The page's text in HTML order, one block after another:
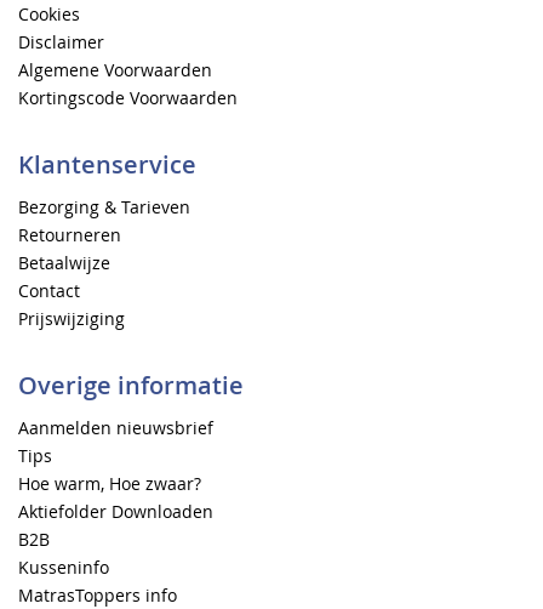
Cookies
Disclaimer
Algemene Voorwaarden
Kortingscode Voorwaarden
Klantenservice
Bezorging & Tarieven
Retourneren
Betaalwijze
Contact
Prijswijziging
Overige informatie
Aanmelden nieuwsbrief
Tips
Hoe warm, Hoe zwaar?
Aktiefolder Downloaden
B2B
Kusseninfo
MatrasToppers info